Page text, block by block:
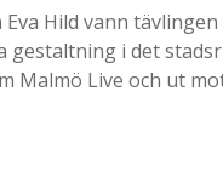
Hild vann
gestaltning i det
Malmö Live och ut